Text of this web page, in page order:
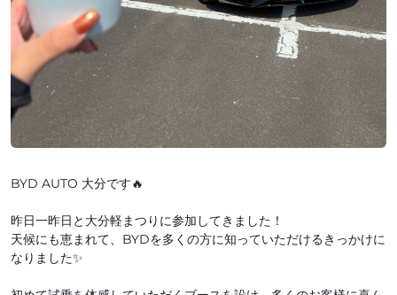
BYD AUTO 大分です🔥
昨日一昨日と大分軽まつりに参加してきました！
天候にも恵まれて、BYDを多くの方に知っていただけるきっかけに
なりました✨